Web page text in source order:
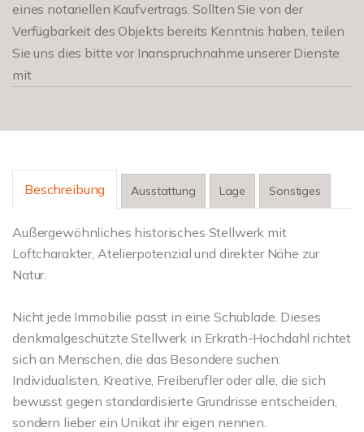
eines notariellen Kaufvertrags. Sollten Sie von der
Verfügbarkeit des Objekts bereits Kenntnis haben, teilen
Sie uns dies bitte vor Inanspruchnahme unserer Dienste
mit
Beschreibung Ausstattung Lage Sonstiges
Außergewöhnliches historisches Stellwerk mit
Loftcharakter, Atelierpotenzial und direkter Nähe zur
Natur.
Nicht jede Immobilie passt in eine Schublade. Dieses
denkmalgeschützte Stellwerk in Erkrath-Hochdahl richtet
sich an Menschen, die das Besondere suchen:
Individualisten, Kreative, Freiberufler oder alle, die sich
bewusst gegen standardisierte Grundrisse entscheiden,
sondern lieber ein Unikat ihr eigen nennen.